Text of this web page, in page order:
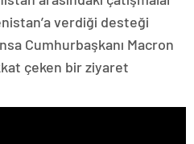
verdiği desteği
Cumhurbaşkanı Macron
çeken bir ziyaret